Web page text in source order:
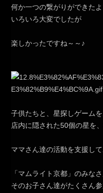
何か一つの繋がりができたよ
いろいろ大変でしたが
楽しかったですね～～♪
子供たちと、星探しゲームを
店内に隠された50個の星を
ママさん達の活動を支援し
「マムライト京都」のみなさ
そのお子さん達がたくさん